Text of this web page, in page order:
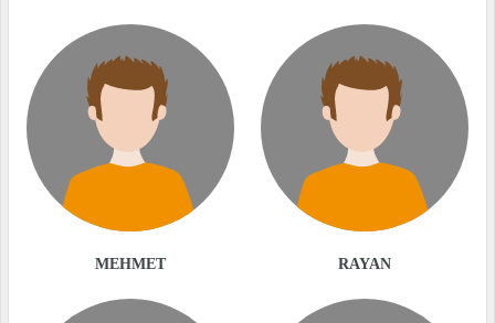
MEHMET RAYAN